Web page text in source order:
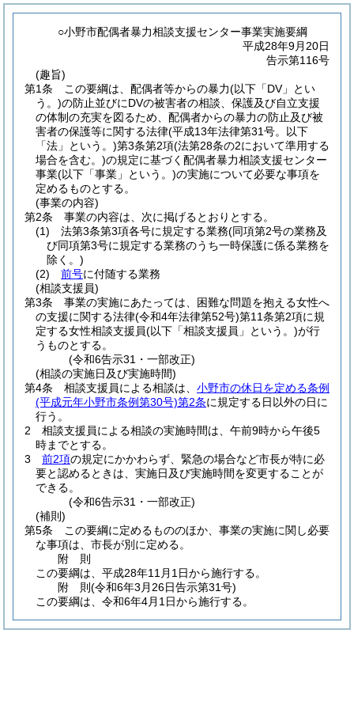
○小野市配偶者暴力相談支援センター事業実施要綱
平成28年9月20日
告示第116号
(趣旨)
第1条
この要綱は、配偶者等からの暴力(以下「DV」とい
う。)の防止並びにDVの被害者の相談、保護及び自立支援
の体制の充実を図るため、配偶者からの暴力の防止及び被
害者の保護等に関する法律(平成13年法律第31号。以下
「法」という。)第3条第2項(法第28条の2において準用する
場合を含む。)の規定に基づく配偶者暴力相談支援センター
事業(以下「事業」という。)の実施について必要な事項を
定めるものとする。
(事業の内容)
第2条
事業の内容は、次に掲げるとおりとする。
(1)
法第3条第3項各号に規定する業務(同項第2号の業務及
び同項第3号に規定する業務のうち一時保護に係る業務を
除く。)
(2)
前号に付随する業務
(相談支援員)
第3条
事業の実施にあたっては、困難な問題を抱える女性へ
の支援に関する法律(令和4年法律第52号)第11条第2項に規
定する女性相談支援員(以下「相談支援員」という。)が行
うものとする。
(令和6告示31・一部改正)
(相談の実施日及び実施時間)
第4条
相談支援員による相談は、 小野市の休日を定める条例
(平成元年小野市条例第30号)第2条に規定する日以外の日に
行う。
2
相談支援員による相談の実施時間は、午前9時から午後5
時までとする。
3
前2項の規定にかかわらず、緊急の場合など市長が特に必
要と認めるときは、実施日及び実施時間を変更することが
できる。
(令和6告示31・一部改正)
(補則)
第5条
この要綱に定めるもののほか、事業の実施に関し必要
な事項は、市長が別に定める。
附 則
この要綱は、平成28年11月1日から施行する。
附 則(令和6年3月26日告示第31号)
この要綱は、令和6年4月1日から施行する。